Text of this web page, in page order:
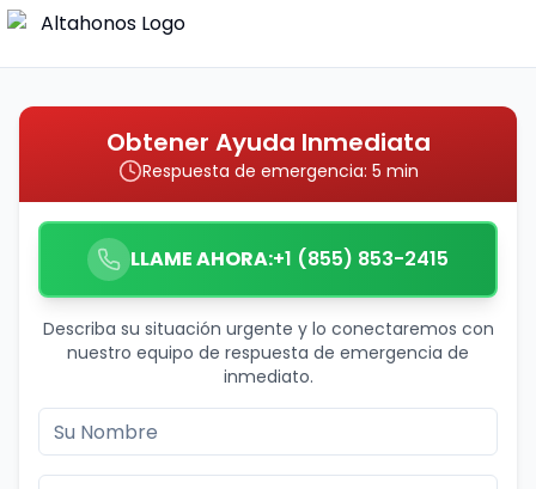
Obtener Ayuda Inmediata
Respuesta de emergencia: 5 min
LLAME AHORA:+1 (855) 853-2415
Describa su situación urgente y lo conectaremos con
nuestro equipo de respuesta de emergencia de
inmediato.